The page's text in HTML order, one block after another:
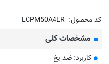
کد محصول: LCPM50A4LR
مشخصات کلی
کاربرد: ضد یخ